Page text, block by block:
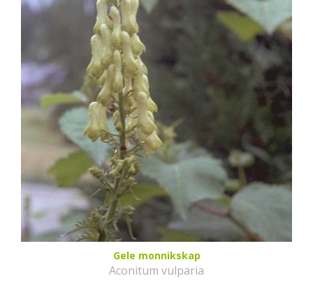
Gele monnikskap
Aconitum vulparia